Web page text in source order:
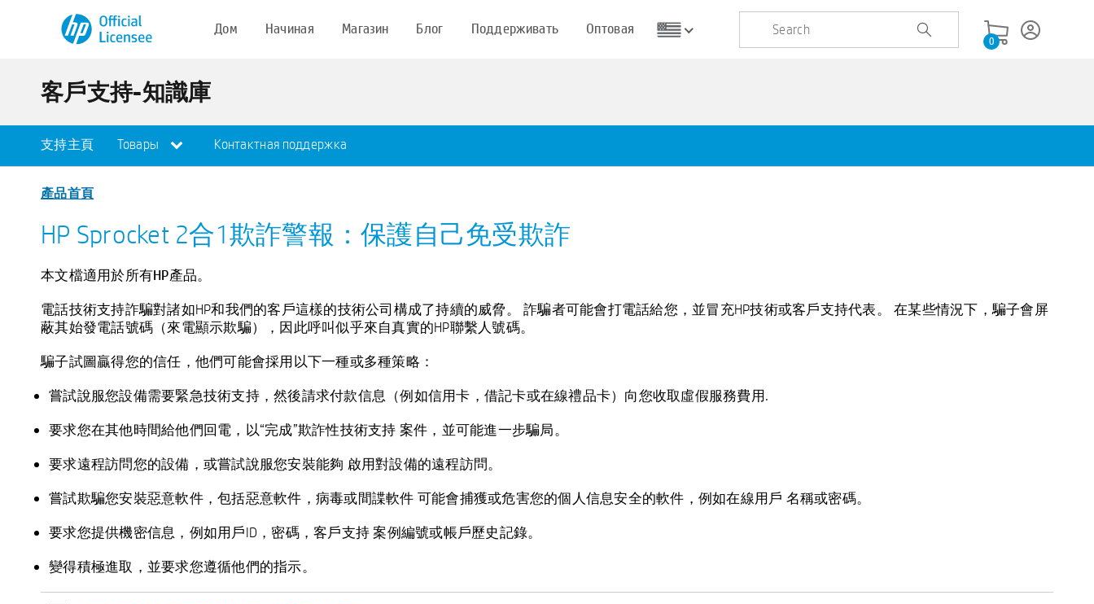
Дом Начиная Магазин Блог Поддерживать Оптовая
0
客戶支持-知識庫
支持主頁 Товары Контактная поддержка
產品首頁
HP Sprocket 2合1欺詐警報：保護自己免受欺詐
本文檔適用於所有HP產品。
電話技術支持詐騙對諸如HP和我們的客戶這樣的技術公司構成了持續的威脅。 詐騙者可能會打電話給您，並冒充HP技術或客戶支持代表。 在某些情況下，騙子會屏
蔽其始發電話號碼（來電顯示欺騙），因此呼叫似乎來自真實的HP聯繫人號碼。
騙子試圖贏得您的信任，他們可能會採用以下一種或多種策略：
嘗試說服您設備需要緊急技術支持，然後請求付款信息（例如信用卡，借記卡或在線禮品卡）向您收取虛假服務費用.
要求您在其他時間給他們回電，以“完成”欺詐性技術支持 案件，並可能進一步騙局。
要求遠程訪問您的設備，或嘗試說服您安裝能夠 啟用對設備的遠程訪問。
嘗試欺騙您安裝惡意軟件，包括惡意軟件，病毒或間諜軟件 可能會捕獲或危害您的個人信息安全的軟件，例如在線用戶 名稱或密碼。
要求您提供機密信息，例如用戶ID，密碼，客戶支持 案例編號或帳戶歷史記錄。
變得積極進取，並要求您遵循他們的指示。